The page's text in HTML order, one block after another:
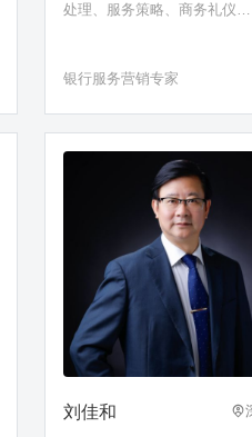
处理、服务策略、商务礼仪
银行服务营销专家
刘佳和